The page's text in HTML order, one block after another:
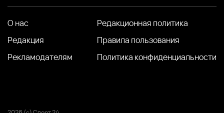
О нас
Редакция
Рекламодателям
Редакционная политика
Правила пользования
Политика конфиденциальности